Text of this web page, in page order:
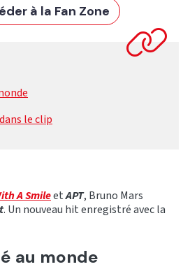
à la Fan Zone
le clip
A SmileetAPT, Bruno Mars
. Un nouveau hit enregistré avec la
au monde